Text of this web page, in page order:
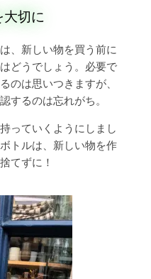
切に
、新しい物を買う前に
どうでしょう。必要で
のは思いつきますが、
するのは忘れがち。
っていくようにしまし
トルは、新しい物を作
てずに！